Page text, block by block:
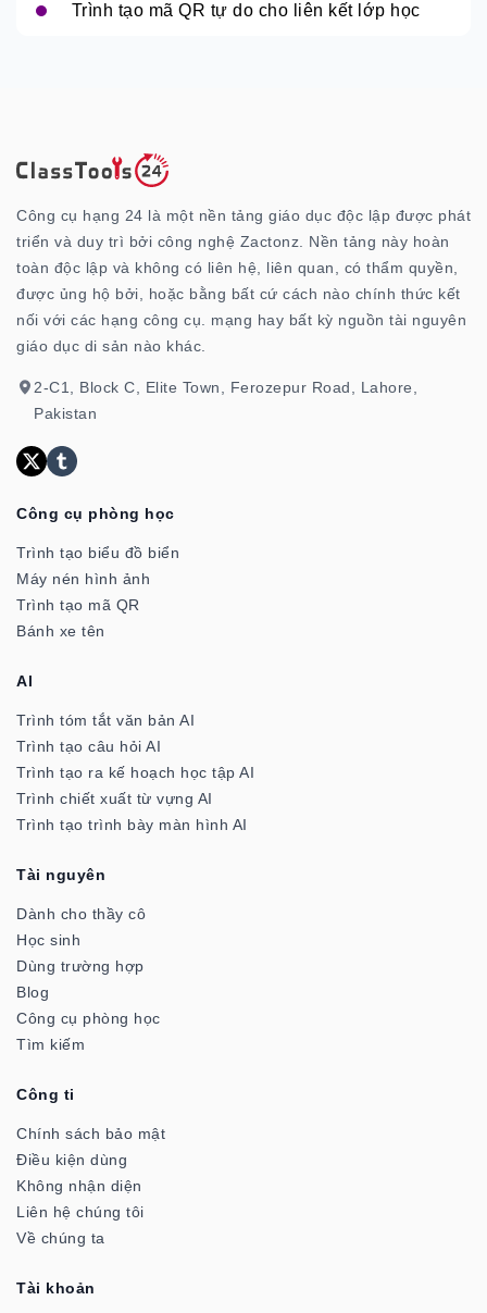
Trình tạo mã QR tự do cho liên kết lớp học
Công cụ hạng 24 là một nền tảng giáo dục độc lập được phát
triển và duy trì bởi công nghệ Zactonz. Nền tảng này hoàn
toàn độc lập và không có liên hệ, liên quan, có thẩm quyền,
được ủng hộ bởi, hoặc bằng bất cứ cách nào chính thức kết
nối với các hạng công cụ. mạng hay bất kỳ nguồn tài nguyên
giáo dục di sản nào khác.
2-C1, Block C, Elite Town, Ferozepur Road, Lahore,
Pakistan
Công cụ phòng học
Trình tạo biểu đồ biển
Máy nén hình ảnh
Trình tạo mã QR
Bánh xe tên
Al
Trình tóm tắt văn bản AI
Trình tạo câu hỏi AI
Trình tạo ra kế hoạch học tập AI
Trình chiết xuất từ vựng AI
Trình tạo trình bày màn hình AI
Tài nguyên
Dành cho thầy cô
Học sinh
Dùng trường hợp
Blog
Công cụ phòng học
Tìm kiếm
Công ti
Chính sách bảo mật
Điều kiện dùng
Không nhận diện
Liên hệ chúng tôi
Về chúng ta
Tài khoản